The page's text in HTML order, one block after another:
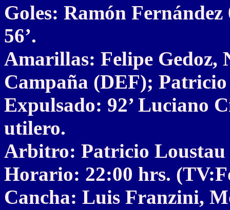
Goles: Ramón
56’.
Amarillas: Felipe
Campaña (DEF);
Expulsado: 92’ Luciano
utilero.
Arbitro: Patricio Loustau
Horario: 22:00 hrs.
Cancha: Luis Franzini,